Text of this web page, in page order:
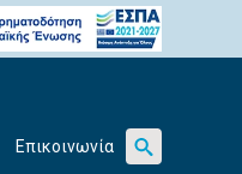
Επικοινωνία
for: